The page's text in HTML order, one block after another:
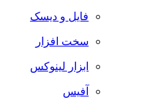
فایل و دیسک
سخت افزار
ابزار لینوکس
آفیس